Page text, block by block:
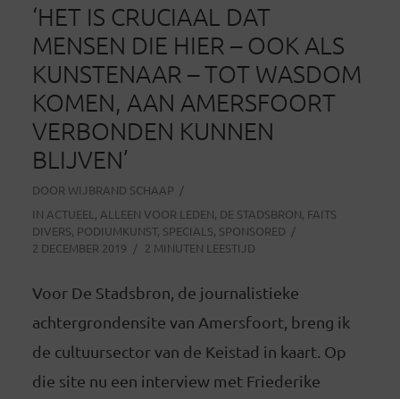
‘HET IS CRUCIAAL DAT
MENSEN DIE HIER – OOK ALS
KUNSTENAAR – TOT WASDOM
KOMEN, AAN AMERSFOORT
VERBONDEN KUNNEN
BLIJVEN’
DOOR WIJBRAND SCHAAP
IN ACTUEEL , ALLEEN VOOR LEDEN, DE STADSBRON, FAITS
DIVERS, PODIUMKUNST, SPECIALS, SPONSORED
2 DECEMBER 2019
2 MINUTEN LEESTIJD
Voor De Stadsbron, de journalistieke
achtergrondensite van Amersfoort, breng ik
de cultuursector van de Keistad in kaart. Op
die site nu een interview met Friederike